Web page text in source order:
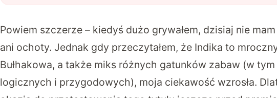
Powiem szczerze – kiedyś dużo grywałem, dzisiaj nie
ani ochoty. Jednak gdy przeczytałem, że Indika to
Bułhakowa, a także miks różnych gatunków zabaw (w
logicznych i przygodowych), moja ciekawość wzrosła.